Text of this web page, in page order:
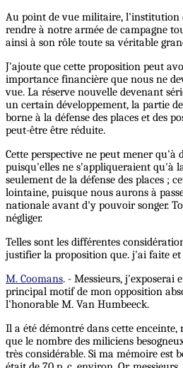
Au point de vue militaire, l'institution
rendre à notre armée de campagne
ainsi à son rôle toute sa véritable
J'ajoute que cette proposition peut
importance financière que nous ne
vue. La réserve nouvelle devenant
un certain développement, la partie
borne à la défense des places et des
peut-être être réduite.
Cette perspective ne peut mener qu'à
puisqu'elles ne s'appliqueraient qu'à
seulement de la défense des places ;
lointaine, puisque nous aurons à
nationale avant d'y pouvoir songer.
négliger.
Telles sont les différentes
justifier la proposition que. j'ai faite
M. Coomans. - Messieurs, j'exposerai
principal motif de mon opposition
l'honorable M. Van Humbeeck.
Il a été démontré dans cette
que le nombre des miliciens
très considérable. Si ma mémoire est